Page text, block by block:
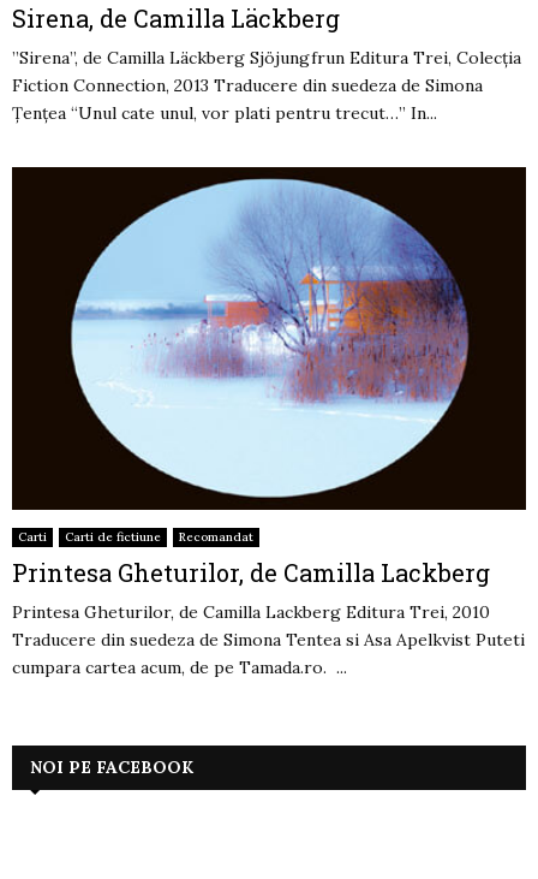
Sirena, de Camilla Läckberg
”Sirena”, de Camilla Läckberg Sjöjungfrun Editura Trei, Colecția
Fiction Connection, 2013 Traducere din suedeza de Simona
Ţenţea “Unul cate unul, vor plati pentru trecut…” In...
Carti Carti de fictiune Recomandat
Printesa Gheturilor, de Camilla Lackberg
Printesa Gheturilor, de Camilla Lackberg Editura Trei, 2010
Traducere din suedeza de Simona Tentea si Asa Apelkvist Puteti
cumpara cartea acum, de pe Tamada.ro. ...
NOI PE FACEBOOK